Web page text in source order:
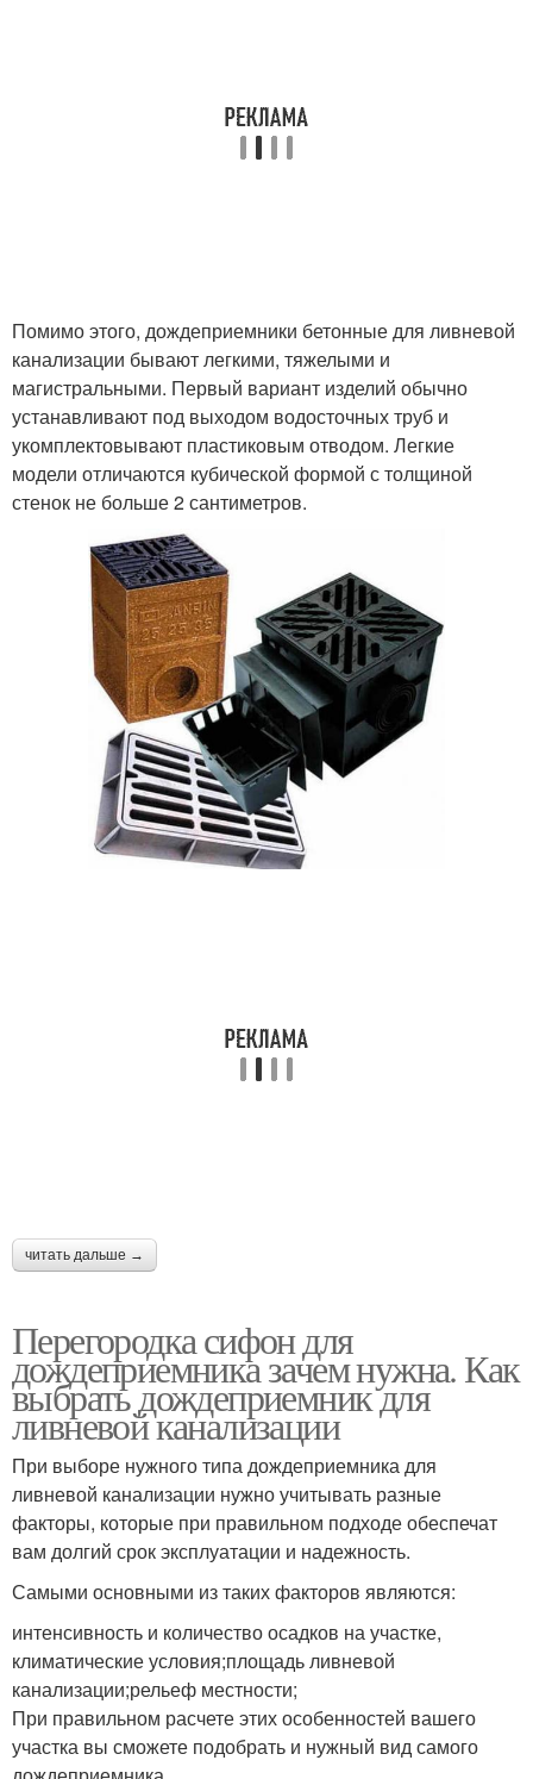
Помимо этого, дождеприемники бетонные для ливневой
канализации бывают легкими, тяжелыми и
магистральными. Первый вариант изделий обычно
устанавливают под выходом водосточных труб и
укомплектовывают пластиковым отводом. Легкие
модели отличаются кубической формой с толщиной
стенок не больше 2 сантиметров.
читать дальше →
Перегородка сифон для
дождеприемника зачем нужна. Как
выбрать дождеприемник для
ливневой канализации
При выборе нужного типа дождеприемника для
ливневой канализации нужно учитывать разные
факторы, которые при правильном подходе обеспечат
вам долгий срок эксплуатации и надежность.
Самыми основными из таких факторов являются:
интенсивность и количество осадков на участке,
климатические условия;площадь ливневой
канализации;рельеф местности;
При правильном расчете этих особенностей вашего
участка вы сможете подобрать и нужный вид самого